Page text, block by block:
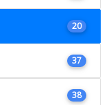
20
37
38